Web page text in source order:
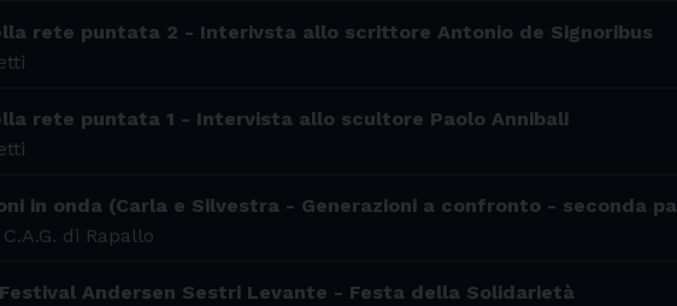
rete puntata 2 - Interivsta allo scrittore Antonio de Signoribus
rete puntata 1 - Intervista allo scultore Paolo Annibali
in onda (Carla e Silvestra - Generazioni a confronto - seconda
di Rapallo
Andersen Sestri Levante - Festa della Solidarietà